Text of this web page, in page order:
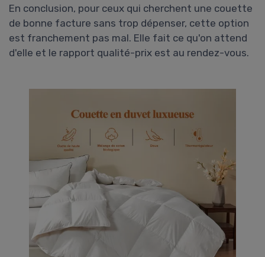
En conclusion, pour ceux qui cherchent une couette
de bonne facture sans trop dépenser, cette option
est franchement pas mal. Elle fait ce qu'on attend
d'elle et le rapport qualité-prix est au rendez-vous.